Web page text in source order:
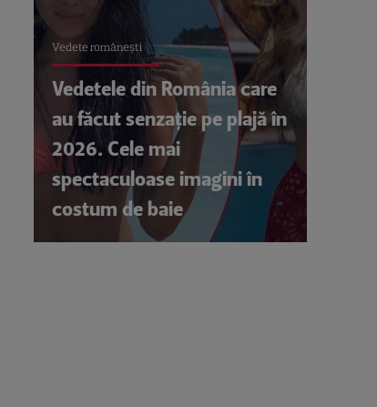
Vedete româneşti
Vedetele din România care
au făcut senzație pe plajă în
2026. Cele mai
spectaculoase imagini în
costum de baie